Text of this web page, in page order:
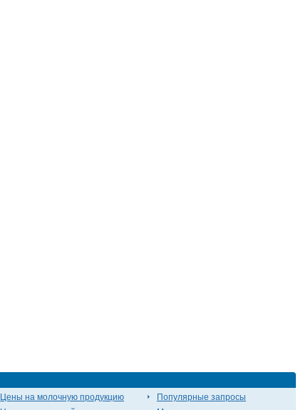
Цены на молочную продукцию
Популярные запросы